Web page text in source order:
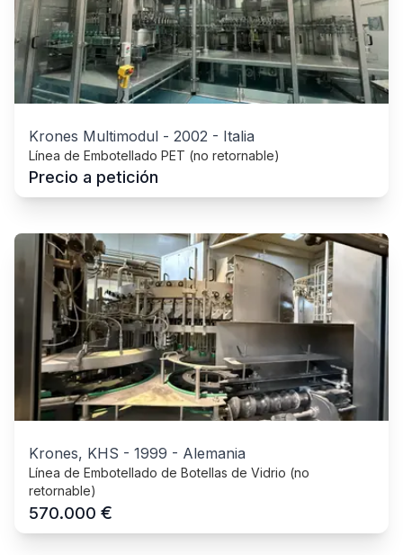
Krones Multimodul - 2002 - Italia
Línea de Embotellado PET (no retornable)
Precio a petición
Krones, KHS - 1999 - Alemania
Línea de Embotellado de Botellas de Vidrio (no
retornable)
570.000 €